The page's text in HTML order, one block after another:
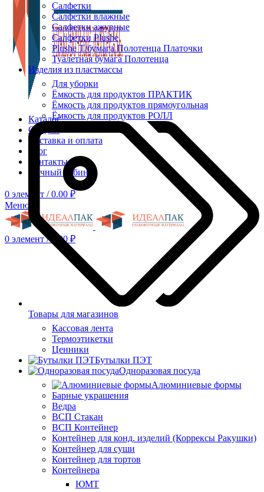
Каталог
Скидки
Доставка и оплата
Блог
Контакты
Личный кабинет
0 элемент / 0.00 ₽
Меню
0 элемент / 0.00 ₽
Салфетки
Салфетки влажные
Салфетки ажурные
Салфетки Plushe
Plushe Т/бумага Полотенца Платочки
Туалетная бумага Полотенца
Изделия из пластмассы
Для уборки
Ёмкость для продуктов ПРАКТИК
Ёмкость для продуктов прямоугольная
Ёмкость для продуктов РОЛЛ
Товары для магазинов
Кассовая лента
Термоэтикетки
Ценники
Бутылки ПЭТ
Одноразовая посуда
Алюминиевые формы
Барные украшения
Ведра
ВСП Стакан
ВСП Контейнер
Контейнер для конд. изделий (Коррексы Ракушки)
Контейнер для суши
Контейнер для тортов
Контейнера
ЮМТ